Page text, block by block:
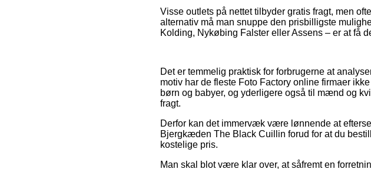
Visse outlets på nettet tilbyder gratis fragt, men
alternativ må man snuppe den prisbilligste
Kolding, Nykøbing Falster eller Assens – er at få
Det er temmelig praktisk for forbrugerne at
motiv har de fleste Foto Factory online firmaer
børn og babyer, og yderligere også til mænd og
fragt.
Derfor kan det immervæk være lønnende at
Bjergkæden The Black Cuillin forud for at du
kostelige pris.
Man skal blot være klar over, at såfremt en